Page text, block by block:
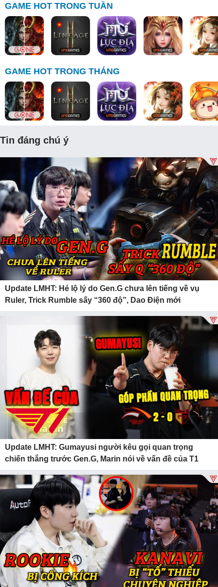
GAME HOT TRONG TUẦN
GAME HOT TRONG THÁNG
Tin đáng chú ý
Update LMHT: Hé lộ lý do Gen.G chưa lên tiếng về vụ
Ruler, Trick Rumble sấy “360 độ”, Dao Điện mới
Update LMHT: Gumayusi người kêu gọi quan trọng
chiến thắng trước Gen.G, Marin nói về vấn đề của T1